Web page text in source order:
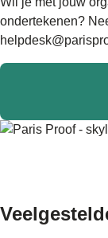
ondertekenen?